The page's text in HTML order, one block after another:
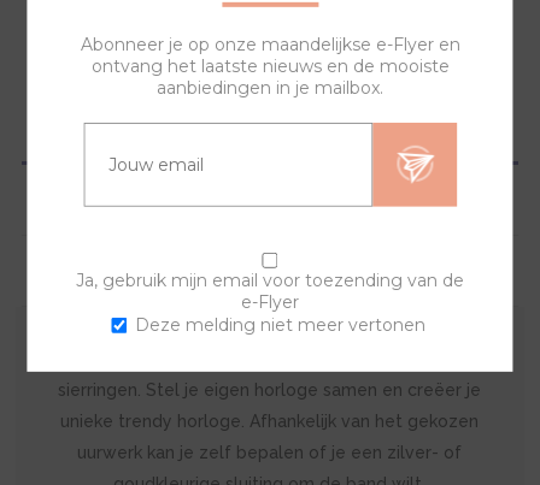
NAAR WINKELWAGEN
OVERZICHT
SPECIFICATIES
VRAGEN?
sierringen. Stel je eigen horloge samen en creëer je
unieke trendy horloge. Afhankelijk van het gekozen
uurwerk kan je zelf bepalen of je een zilver- of
Abonneer je op onze maandelijkse e-Flyer en
ontvang het laatste nieuws en de mooiste
aanbiedingen in je mailbox.
Ja, gebruik mijn email voor toezending van de
e-Flyer
Deze melding niet meer vertonen